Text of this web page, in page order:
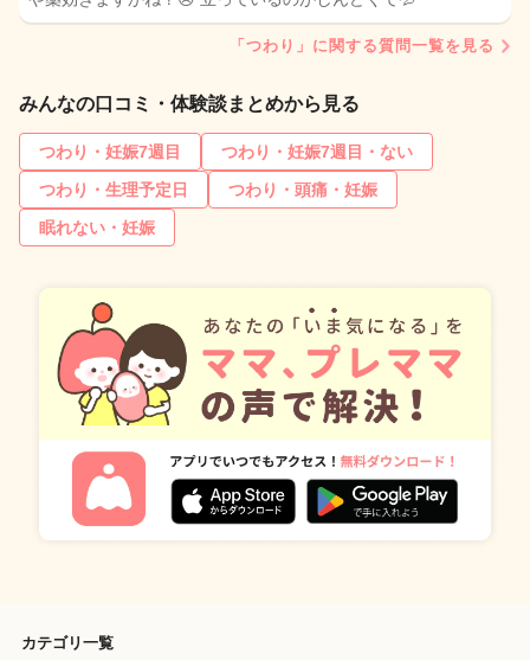
「つわり」に関する質問一覧を見る
みんなの口コミ・体験談まとめから見る
つわり・妊娠7週目
つわり・妊娠7週目・ない
つわり・生理予定日
つわり・頭痛・妊娠
眠れない・妊娠
カテゴリ一覧